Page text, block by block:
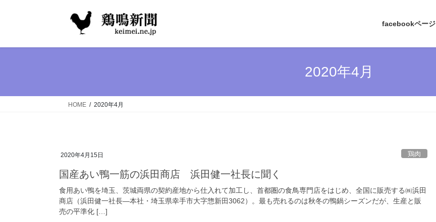
facebookページ
2020年4月
HOME 2020年4月
2020年4月15日 鶏肉
国産あい鴨一筋の浜田商店 浜田健一社長に聞く
食用あい鴨を埼玉、茨城両県の契約産地から仕入れて加工し、首都圏の食鳥専門店をはじめ、全国に販売する㈱浜田
商店（浜田健一社長―本社・埼玉県幸手市大字惣新田3062）。最も売れるのは秋冬の鴨鍋シーズンだが、生産と販
売の平準化 […]